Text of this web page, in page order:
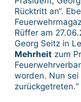
Rücktritt an“.
Rüffer am
Georg Seitz in
Mehrheit zum
worden. Nun
zurückgetreten.“